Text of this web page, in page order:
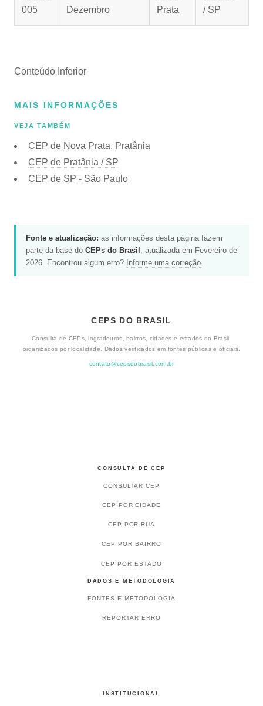
005
Dezembro
Prata
/ SP
Conteúdo Inferior
MAIS INFORMAÇÕES
VEJA TAMBÉM
CEP de Nova Prata, Pratânia
CEP de Pratânia / SP
CEP de SP - São Paulo
Fonte e atualização: as informações desta página fazem
parte da base do CEPs do Brasil , atualizada em Fevereiro de
2026. Encontrou algum erro? Informe uma correção.
CEPS DO BRASIL
Consulta de CEPs, logradouros, bairros, cidades e estados do Brasil,
organizados por localidade. Dados verificados em fontes públicas e oficiais.
contato@cepsdobrasil.com.br
CONSULTA DE CEP
CONSULTAR CEP
CEP POR CIDADE
CEP POR RUA
CEP POR BAIRRO
CEP POR ESTADO
DADOS E METODOLOGIA
FONTES E METODOLOGIA
REPORTAR ERRO
INSTITUCIONAL